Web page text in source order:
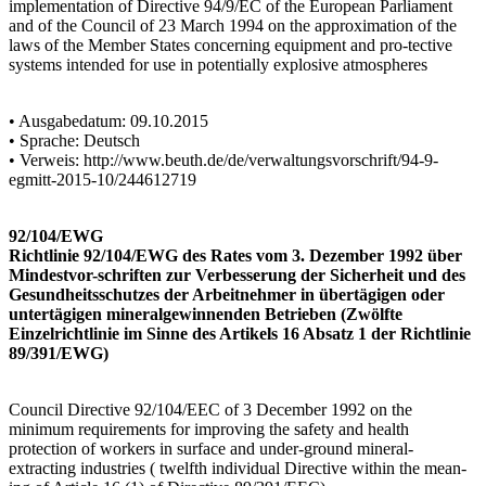
implementation of Directive 94/9/EC of the European Parliament
and of the Council of 23 March 1994 on the approximation of the
laws of the Member States concerning equipment and pro-tective
systems intended for use in potentially explosive atmospheres
• Ausgabedatum: 09.10.2015
• Sprache: Deutsch
• Verweis: http://www.beuth.de/de/verwaltungsvorschrift/94-9-
egmitt-2015-10/244612719
92/104/EWG
Richtlinie 92/104/EWG des Rates vom 3. Dezember 1992 über
Mindestvor-schriften zur Verbesserung der Sicherheit und des
Gesundheitsschutzes der Arbeitnehmer in übertägigen oder
untertägigen mineralgewinnenden Betrieben (Zwölfte
Einzelrichtlinie im Sinne des Artikels 16 Absatz 1 der Richtlinie
89/391/EWG)
Council Directive 92/104/EEC of 3 December 1992 on the
minimum requirements for improving the safety and health
protection of workers in surface and under-ground mineral-
extracting industries ( twelfth individual Directive within the mean-